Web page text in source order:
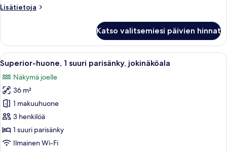
Lisätietoja
Lisätietoja
makuuhuone
Katso valitsemiesi päivien hinnat
Avaa
kaikki
huonetyypin
Superior-
huone,
1
suuri
parisänky,
Hotellihuone, jossa on suuri sänky,
9
Superior-huone, 1 suuri parisänky, jokinäköala
Näkymä joelle
36 m²
1 makuuhuone
3 henkilöä
1 suuri parisänky
Ilmainen Wi-Fi